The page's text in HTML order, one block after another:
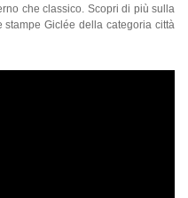
che classico. Scopri di più sulla
Giclée della categoria città